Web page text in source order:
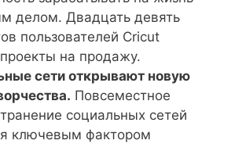
делом. Двадцать девять
пользователей Cricut
на продажу.
сети открывают новую
Повсеместное
социальных сетей
ключевым фактором